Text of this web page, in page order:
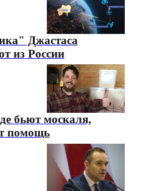
Джастаса
из России
бьют москаля,
помощь